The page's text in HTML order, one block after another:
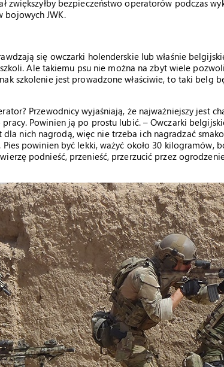
zwiększyłby bezpieczeństwo operatorów podczas
bojowych JWK.
się owczarki holenderskie lub właśnie
Ale takiemu psu nie można na zbyt wiele
szkolenie jest prowadzone właściwie, to taki belg
Przewodnicy wyjaśniają, że najważniejszy jest
Powinien ją po prostu lubić. – Owczarki
dla nich nagrodą, więc nie trzeba ich nagradzać
powinien być lekki, ważyć około 30 kilogramów,
podnieść, przenieść, przerzucić przez